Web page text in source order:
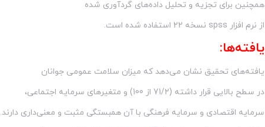
همچنین برای تجزیه و تحلیل داده‌های گردآوری شده
از نرم افزار spss نسخه 22 استفاده شده است.
یافته‌ها:
یافته‌های تحقیق نشان می‌دهد که میزان سلامت عمومی جوانان
در سطح بالایی قرار داشته (71/2 از 100) و متغیرهای سرمایه اجتماعی،
سرمایه اقتصادی و سرمایه فرهنگی با آن همبستگی مثبت و معنی‌داری دارند.